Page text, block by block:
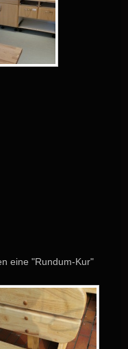
eine "Rundum-Kur"